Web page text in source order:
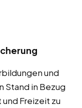
und
Stand in Bezug
Freizeit zu